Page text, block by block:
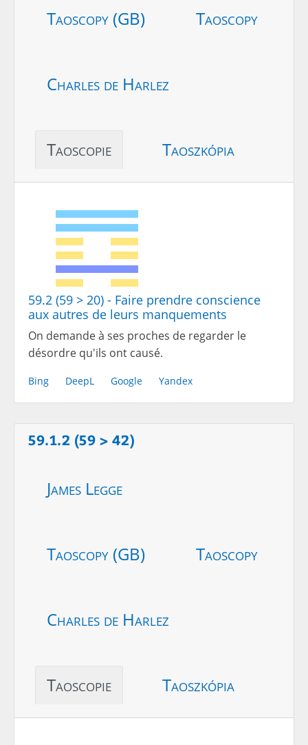
Taoscopy (GB) Taoscopy
Charles de Harlez
Taoscopie Taoszkópia
59.2 (59 > 20) - Faire prendre conscience
aux autres de leurs manquements
On demande à ses proches de regarder le
désordre qu'ils ont causé.
Bing DeepL Google Yandex
59.1.2 (59 > 42)
James Legge
Taoscopy (GB) Taoscopy
Charles de Harlez
Taoscopie Taoszkópia